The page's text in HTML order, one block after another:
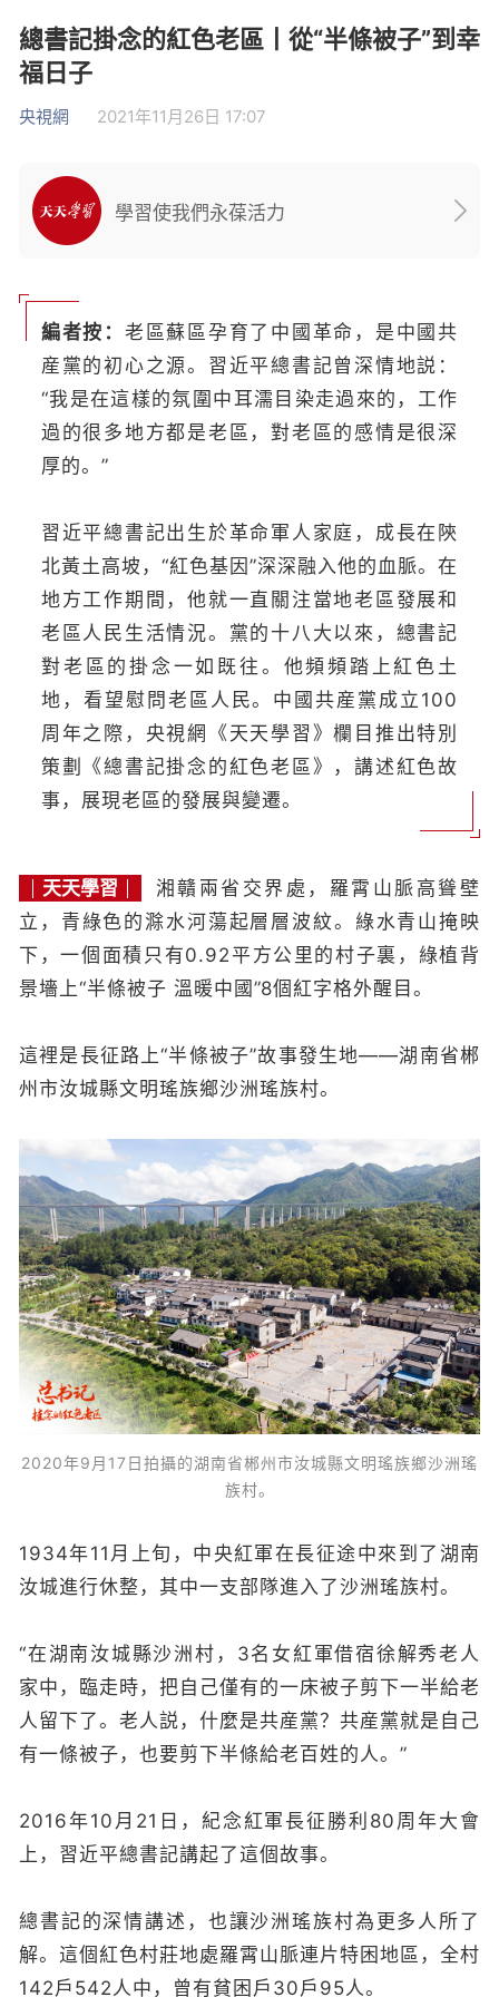
總書記掛念的紅色老區丨從“半條被子”到幸
福日子
央視網 2021年11月26日 17:07
學習使我們永葆活力
編者按： 老區蘇區孕育了中國革命，是中國共
産黨的初心之源。習近平總書記曾深情地説：
“我是在這樣的氛圍中耳濡目染走過來的，工作
過的很多地方都是老區，對老區的感情是很深
厚的。”
習近平總書記出生於革命軍人家庭，成長在陝
北黃土高坡，“紅色基因”深深融入他的血脈。在
地方工作期間，他就一直關注當地老區發展和
老區人民生活情況。黨的十八大以來，總書記
對老區的掛念一如既往。他頻頻踏上紅色土
地，看望慰問老區人民。中國共産黨成立100
周年之際，央視網《天天學習》欄目推出特別
策劃《總書記掛念的紅色老區》，講述紅色故
事，展現老區的發展與變遷。
天天學習
湘贛兩省交界處，羅霄山脈高聳壁
立，青綠色的滁水河蕩起層層波紋。綠水青山掩映
下，一個面積只有0.92平方公里的村子裏，綠植背
景墻上“半條被子 溫暖中國”8個紅字格外醒目。
這裡是長征路上“半條被子”故事發生地——湖南省郴
州市汝城縣文明瑤族鄉沙洲瑤族村。
2020年9月17日拍攝的湖南省郴州市汝城縣文明瑤族鄉沙洲瑤
族村。
1934年11月上旬，中央紅軍在長征途中來到了湖南
汝城進行休整，其中一支部隊進入了沙洲瑤族村。
“在湖南汝城縣沙洲村，3名女紅軍借宿徐解秀老人
家中，臨走時，把自己僅有的一床被子剪下一半給老
人留下了。老人説，什麼是共産黨？共産黨就是自己
有一條被子，也要剪下半條給老百姓的人。”
2016年10月21日，紀念紅軍長征勝利80周年大會
上，習近平總書記講起了這個故事。
總書記的深情講述，也讓沙洲瑤族村為更多人所了
解。這個紅色村莊地處羅霄山脈連片特困地區，全村
142戶542人中，曾有貧困戶30戶95人。